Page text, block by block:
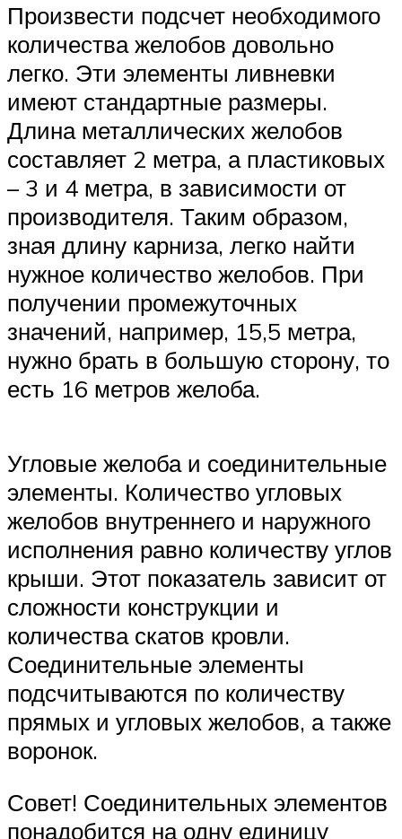
Произвести подсчет необходимого
количества желобов довольно
легко. Эти элементы ливневки
имеют стандартные размеры.
Длина металлических желобов
составляет 2 метра, а пластиковых
– 3 и 4 метра, в зависимости от
производителя. Таким образом,
зная длину карниза, легко найти
нужное количество желобов. При
получении промежуточных
значений, например, 15,5 метра,
нужно брать в большую сторону, то
есть 16 метров желоба.
Угловые желоба и соединительные
элементы. Количество угловых
желобов внутреннего и наружного
исполнения равно количеству углов
крыши. Этот показатель зависит от
сложности конструкции и
количества скатов кровли.
Соединительные элементы
подсчитываются по количеству
прямых и угловых желобов, а также
воронок.
Совет! Соединительных элементов
понадобится на одну единицу